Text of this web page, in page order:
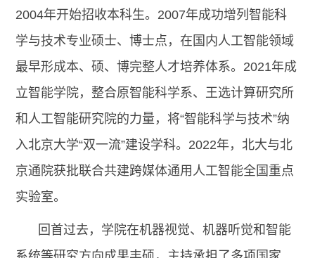
2004年开始招收本科生。2007年成功增列智能科
学与技术专业硕士、博士点，在国内人工智能领域
最早形成本、硕、博完整人才培养体系。2021年成
立智能学院，整合原智能科学系、王选计算研究所
和人工智能研究院的力量，将“智能科学与技术”纳
入北京大学“双一流”建设学科。2022年，北大与北
京通院获批联合共建跨媒体通用人工智能全国重点
实验室。
回首过去，学院在机器视觉、机器听觉和智能